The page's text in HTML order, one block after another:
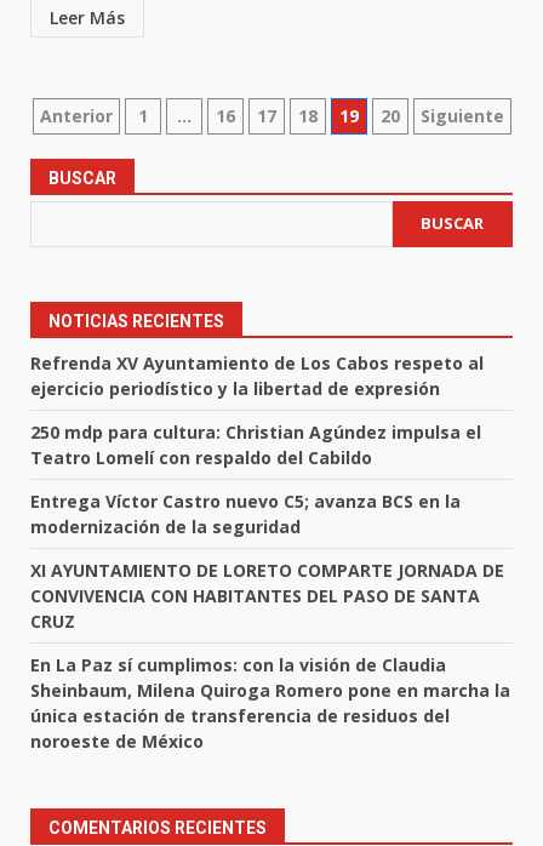
Leer Más
Paginación
de
entradas
Anterior 1 … 16 17 18 19 20 Siguiente
BUSCAR
BUSCAR
NOTICIAS RECIENTES
Refrenda XV Ayuntamiento de Los Cabos respeto al
ejercicio periodístico y la libertad de expresión
250 mdp para cultura: Christian Agúndez impulsa el
Teatro Lomelí con respaldo del Cabildo
Entrega Víctor Castro nuevo C5; avanza BCS en la
modernización de la seguridad
XI AYUNTAMIENTO DE LORETO COMPARTE JORNADA DE
CONVIVENCIA CON HABITANTES DEL PASO DE SANTA
CRUZ
En La Paz sí cumplimos: con la visión de Claudia
Sheinbaum, Milena Quiroga Romero pone en marcha la
única estación de transferencia de residuos del
noroeste de México
COMENTARIOS RECIENTES